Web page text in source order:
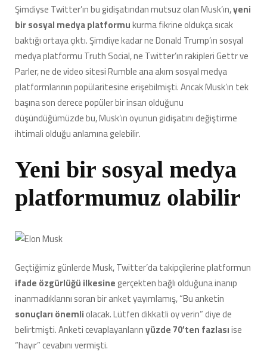
Şimdiyse Twitter’ın bu gidişatından mutsuz olan Musk’ın,yeni
bir sosyal medya platformukurma fikrine oldukça sıcak
baktığı ortaya çıktı. Şimdiye kadar ne Donald Trump’ın sosyal
medya platformu Truth Social, ne Twitter’ın rakipleri Gettr ve
Parler, ne de video sitesi Rumble ana akım sosyal medya
platformlarının popülaritesine erişebilmişti. Ancak Musk’ın tek
başına son derece popüler bir insan olduğunu
düşündüğümüzde bu, Musk’ın oyunun gidişatını değiştirme
ihtimali olduğu anlamına gelebilir.
Yeni bir sosyal medya
platformumuz olabilir
Geçtiğimiz günlerde Musk, Twitter’da takipçilerine platformun
ifade özgürlüğü ilkesinegerçekten bağlı olduğuna inanıp
inanmadıklarını soran bir anket yayımlamış, “Bu anketin
sonuçları önemliolacak. Lütfen dikkatli oy verin” diye de
belirtmişti. Anketi cevaplayanlarınyüzde 70’ten fazlasıise
“hayır” cevabını vermişti.